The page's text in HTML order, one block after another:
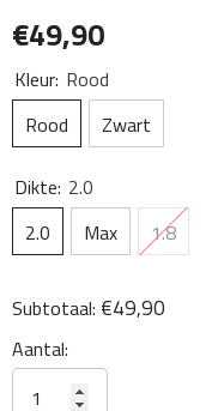
€49,90
Kleur: Rood
Rood
Zwart
Dikte: 2.0
2.0
Max 1.8
Subtotaal: €49,90
Aantal: